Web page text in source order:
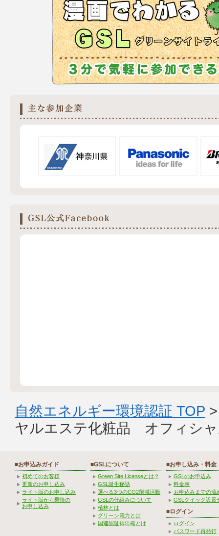
自然エネルギー環境認証 TOP
ヤルエステ化粧品 オフィシ
■お申込みガイド
初めてのお客様
更新のお申し込み
ライト版のお申し込み
ライト版から乗換の
お申し込み
■GSLについて
Green Site Licenseとは？
GSL誕生秘話
選べる3つのCO2削減活動
GSLの仕組みについて
植林とは
グリーン電力とは
国連認証排出権とは
■お申し込み・料金
GSLのお申込み
料金表
お申込みまでの流
GSLクイック設置
■ログイン
ログイン
パスワード再発行